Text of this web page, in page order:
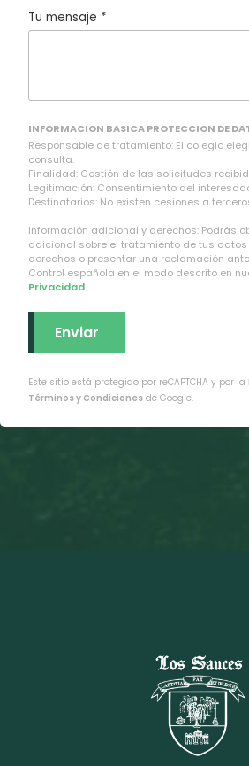
Tu mensaje *
INFORMACION BASICA PROTECCION DE
Responsable de tratamiento: El colegio
consulta.
Finalidad: Gestión de las solicitudes
Legitimación: Consentimiento del
Destinatarios: No existen cesiones a
Información adicional y derechos: Podrás
adicional sobre el tratamiento de tus
derechos o presentar una reclamación
Control española en el modo descrito en
Privacidad.
Este sitio está protegido por reCAPTCHA y por la
Términos y Condiciones de Google.